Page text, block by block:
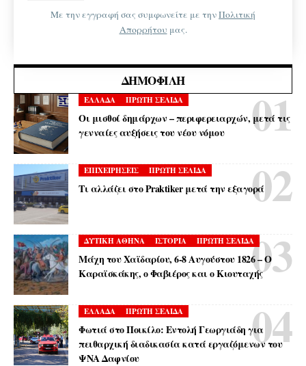
Με την εγγραφή σας συμφωνείτε με τηνΠολιτική
Απορρήτου μας.
ΔΗΜΟΦΙΛΉ
ΕΛΛΑΔΑ ΠΡΩΤΗ ΣΕΛΙΔΑ
Οι μισθοί δημάρχων – περιφερειαρχών, μετά τις
γενναίες αυξήσεις του νέου νόμου
ΕΠΙΧΕΙΡΗΣΕΙΣ ΠΡΩΤΗ ΣΕΛΙΔΑ
Τι αλλάζει στο Praktiker μετά την εξαγορά
ΔΥΤΙΚΗ ΑΘΗΝΑ ΙΣΤΟΡΙΑ ΠΡΩΤΗ ΣΕΛΙΔΑ
Μάχη του Χαϊδαρίου, 6-8 Αυγούστου 1826 – Ο
Καραϊσκάκης, ο Φαβιέρος και ο Κιουταχής
ΕΛΛΑΔΑ ΠΡΩΤΗ ΣΕΛΙΔΑ
Φωτιά στο Ποικίλο: Εντολή Γεωργιάδη για
πειθαρχική διαδικασία κατά εργαζόμενων του
ΨΝΑ Δαφνίου